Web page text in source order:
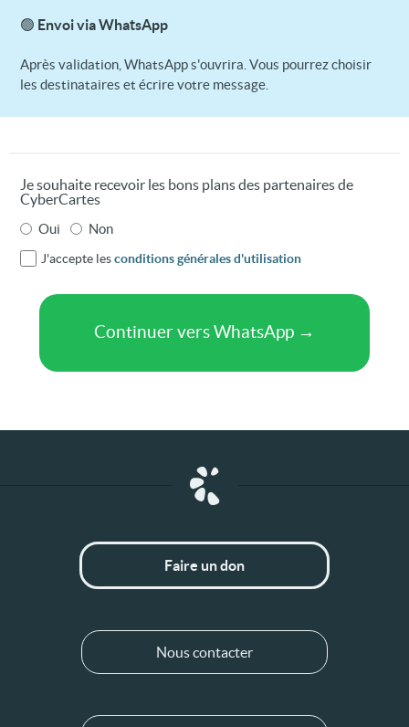
🟢 Envoi via WhatsApp
Après validation, WhatsApp s'ouvrira. Vous pourrez choisir
les destinataires et écrire votre message.
Je souhaite recevoir les bons plans des partenaires de
CyberCartes
Oui Non
J'accepte lesconditions générales d'utilisation
Faire un don
Nous contacter